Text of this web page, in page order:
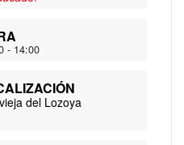
- 14:00
del Lozoya